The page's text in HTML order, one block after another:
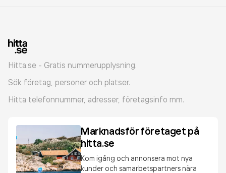
Hitta.se - Gratis nummerupplysning.
Sök företag, personer och platser.
Hitta telefonnummer, adresser, företagsinfo mm.
Marknadsför företaget på
hitta.se
Kom igång och annonsera mot nya
kunder och samarbetspartners nära